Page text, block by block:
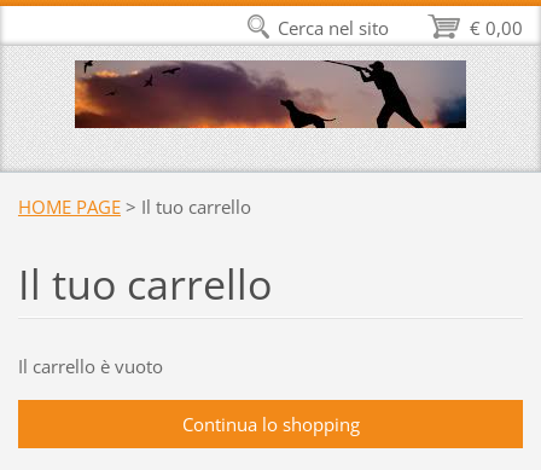
HOME PAGE > Il tuo carrello
Il tuo carrello
Il carrello è vuoto
€ 0,00
Cerca nel sito